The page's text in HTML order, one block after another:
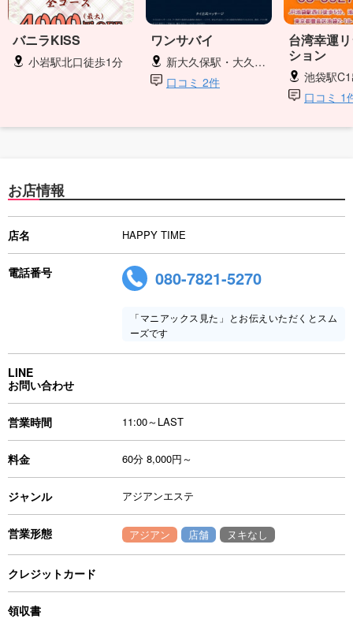
バニラKISS
小岩駅北口徒歩1分
ワンサバイ
新大久保駅・大久保駅
口コミ 2件
台湾幸運
ション
池袋駅C1
口コミ 1
お店情報
店名 HAPPY TIME
電話番号 080-7821-5270
「マニアックス見た」とお伝えいただくとスム
ーズです
LINE
お問い合わせ
営業時間 11:00～LAST
料金 60分 8,000円～
ジャンル アジアンエステ
営業形態 アジアン 店舗 ヌキなし
クレジットカード
領収書